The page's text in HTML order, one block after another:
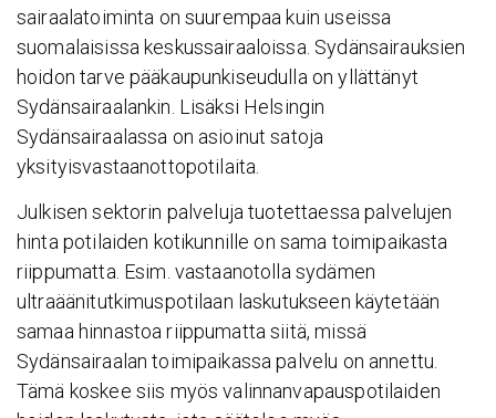
sairaalatoiminta on suurempaa kuin useissa
suomalaisissa keskussairaaloissa. Sydänsairauksien
hoidon tarve pääkaupunkiseudulla on yllättänyt
Sydänsairaalankin. Lisäksi Helsingin
Sydänsairaalassa on asioinut satoja
yksityisvastaanottopotilaita.
Julkisen sektorin palveluja tuotettaessa palvelujen
hinta potilaiden kotikunnille on sama toimipaikasta
riippumatta. Esim. vastaanotolla sydämen
ultraäänitutkimuspotilaan laskutukseen käytetään
samaa hinnastoa riippumatta siitä, missä
Sydänsairaalan toimipaikassa palvelu on annettu.
Tämä koskee siis myös valinnanvapauspotilaiden